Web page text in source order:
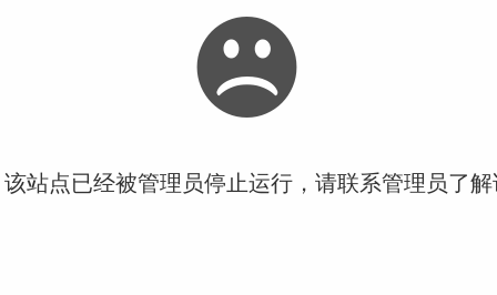
站点已经被管理员停止运行，请联系管理员了